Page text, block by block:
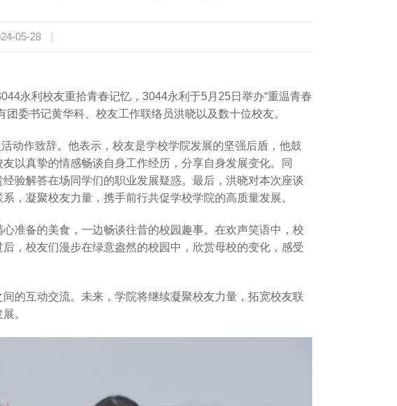
05-28 |
永利校友重拾青春记忆，3044永利于5月25日举办“重温青春
委书记黄华科、校友工作联络员洪晓以及数十位校友。
动作致辞。他表示，校友是学校学院发展的坚强后盾，他鼓
以真挚的情感畅谈自身工作经历，分享自身发展变化。同
验解答在场同学们的职业发展疑惑。最后，洪晓对本次座谈
，凝聚校友力量，携手前行共促学校学院的高质量发展。
准备的美食，一边畅谈往昔的校园趣事。在欢声笑语中，校
，校友们漫步在绿意盎然的校园中，欣赏母校的变化，感受
的互动交流。未来，学院将继续凝聚校友力量，拓宽校友联
。